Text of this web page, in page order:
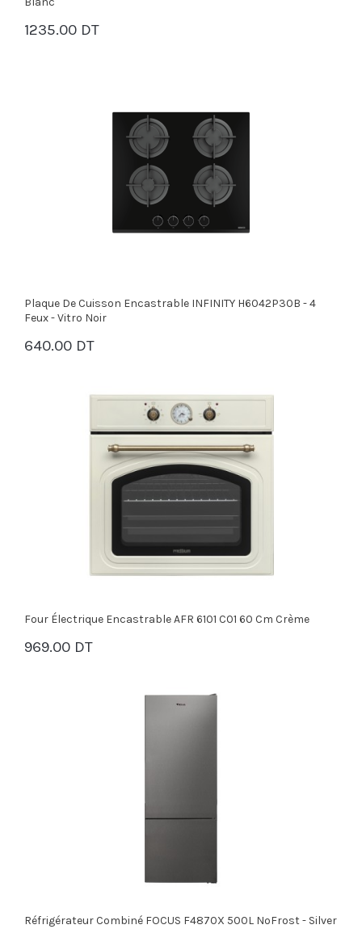
1235.00 DT
PANIER
Plaque De Cuisson Encastrable INFINITY H6042P30B - 4
Feux - Vitro Noir
640.00 DT
PANIER
Four Électrique Encastrable AFR 6101 C01 60 Cm Crème
969.00 DT
PANIER
Réfrigérateur Combiné FOCUS F4870X 500L NoFrost - Silver